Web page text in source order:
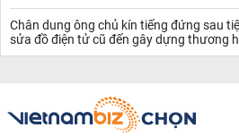
Chân dung ông chủ kín tiếng đứng sau
sửa đồ điện tử cũ đến gây dựng thương